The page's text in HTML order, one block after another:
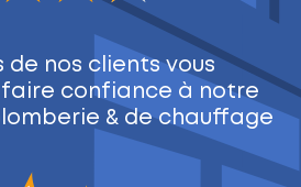
de nos clientsvous
confiance à notre
& de chauffage